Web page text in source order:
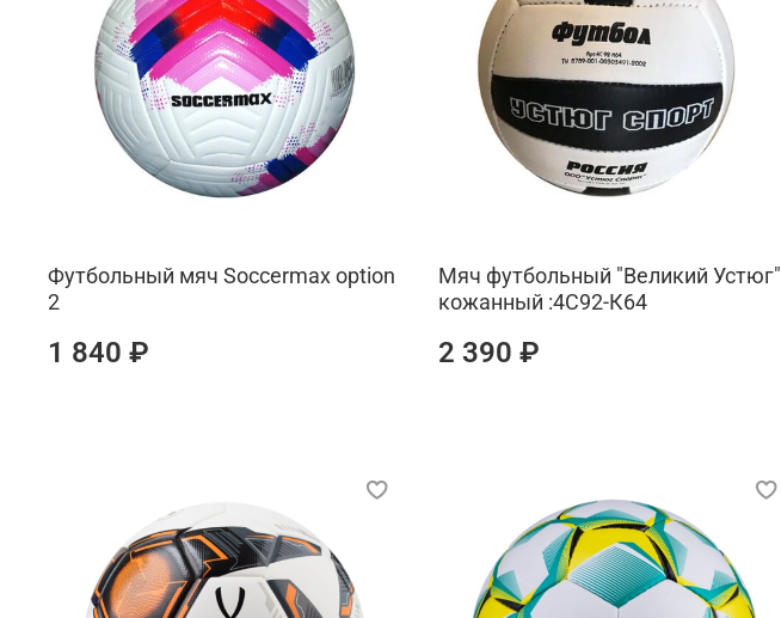
Футбольный мяч Soccermax option
2
1 840 ₽
Мяч футбольный "Великий Устюг"
кожанный :4С92-К64
2 390 ₽